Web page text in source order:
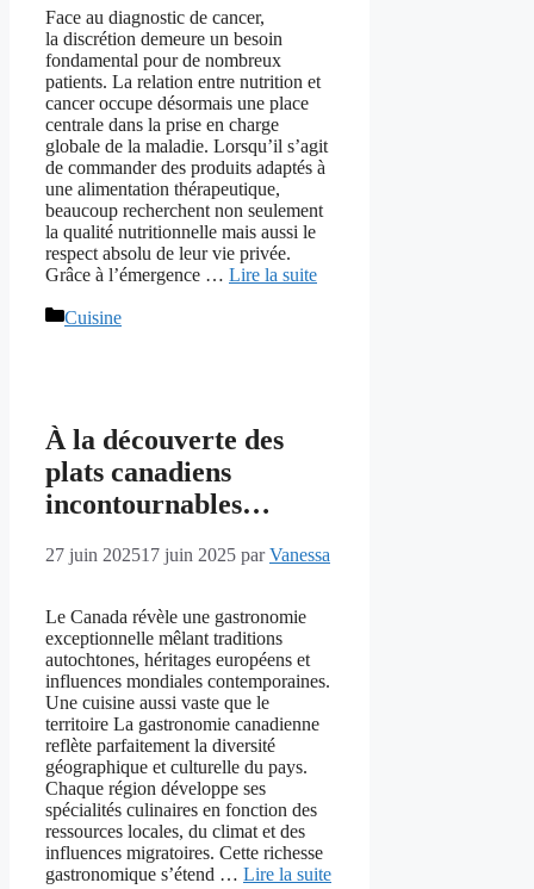
Face au diagnostic de cancer,
la discrétion demeure un besoin
fondamental pour de nombreux
patients. La relation entre nutrition et
cancer occupe désormais une place
centrale dans la prise en charge
globale de la maladie. Lorsqu’il s’agit
de commander des produits adaptés à
une alimentation thérapeutique,
beaucoup recherchent non seulement
la qualité nutritionnelle mais aussi le
respect absolu de leur vie privée.
Grâce à l’émergence … Lire la suite
Catégories
Cuisine
À la découverte des
plats canadiens
incontournables…
27 juin 202517 juin 2025 parVanessa
Le Canada révèle une gastronomie
exceptionnelle mêlant traditions
autochtones, héritages européens et
influences mondiales contemporaines.
Une cuisine aussi vaste que le
territoire La gastronomie canadienne
reflète parfaitement la diversité
géographique et culturelle du pays.
Chaque région développe ses
spécialités culinaires en fonction des
ressources locales, du climat et des
influences migratoires. Cette richesse
gastronomique s’étend … Lire la suite